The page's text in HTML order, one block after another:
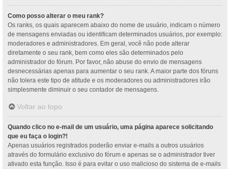
Como posso alterar o meu rank?
Os ranks, os quais aparecem abaixo do nome de usuário, indicam o número
de mensagens enviadas ou identificam determinados usuários, por exemplo:
moderadores e administradores. Em geral, você não pode alterar
diretamente o seu rank, bem como eles são determinados pelo
administrador do fórum. Por favor, não abuse do envio de mensagens
desnecessárias apenas para aumentar o seu rank. A maior parte dos fóruns
não tolera este tipo de atitude e os moderadores ou administradores irão
simplesmente diminuir o seu contador de mensagens.
Voltar ao topo
Quando clico no e-mail de um usuário, uma página aparece solicitando
que eu faça o login?!
Apenas usuários registrados poderão enviar e-mails a outros usuários
através do formulário exclusivo do fórum e apenas se o administrador tiver
ativado esta função. Isso é para evitar o uso malicioso do sistema de e-mails